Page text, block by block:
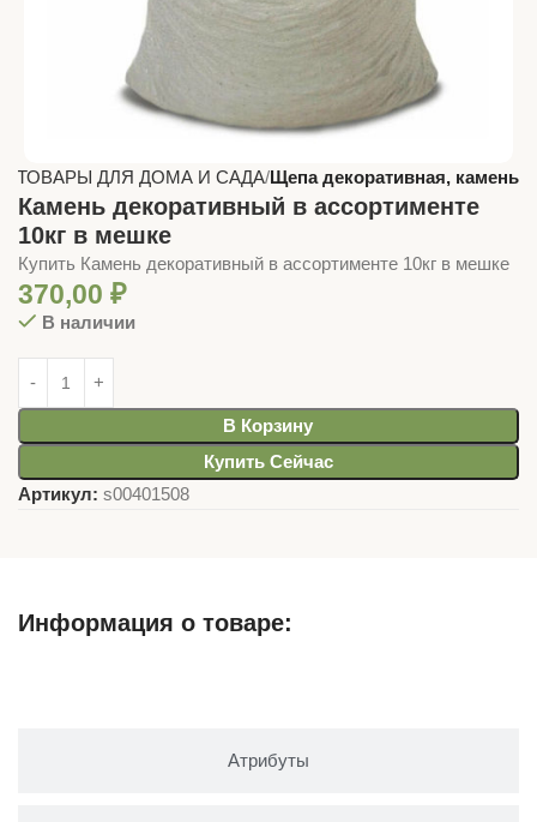
ТОВАРЫ ДЛЯ ДОМА И САДА Щепа декоративная, камень
Камень декоративный в ассортименте
10кг в мешке
Купить Камень декоративный в ассортименте 10кг в мешке
370,00 ₽
В наличии
В Корзину
Купить Сейчас
Артикул: s00401508
Информация о товаре:
Атрибуты